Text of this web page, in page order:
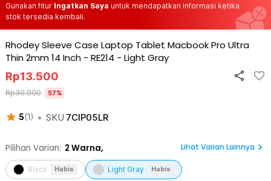
Gunakan fitur Ingatkan Saya untuk mendapatkan informasi ketika
stok tersedia kembali.
Rhodey Sleeve Case Laptop Tablet Macbook Pro Ultra
Thin 2mm 14 Inch - RE214 - Light Gray
5(1) • SKU 7CIP05LR
Rp13.500
Rp30.900 57%
Pilihan Varian: 2 Warna, Lihat Varian Lainnya
Black Habis Light Gray Habis